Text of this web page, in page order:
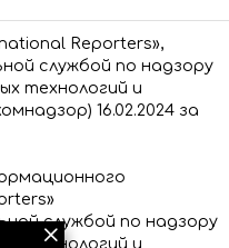
Reporters»,
службой по надзору
технологий и
16.02.2024 за
службой по надзору
технологий и